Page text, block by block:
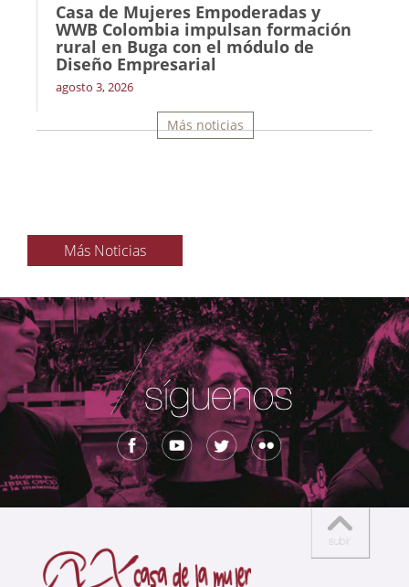
Casa de Mujeres Empoderadas y
WWB Colombia impulsan formación
rural en Buga con el módulo de
Diseño Empresarial
agosto 3, 2026
Más noticias
Más Noticias